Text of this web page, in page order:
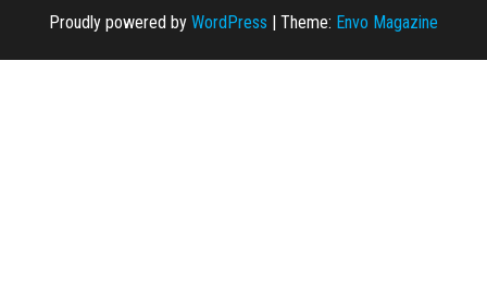
Proudly powered by WordPress | Theme: Envo Magazine